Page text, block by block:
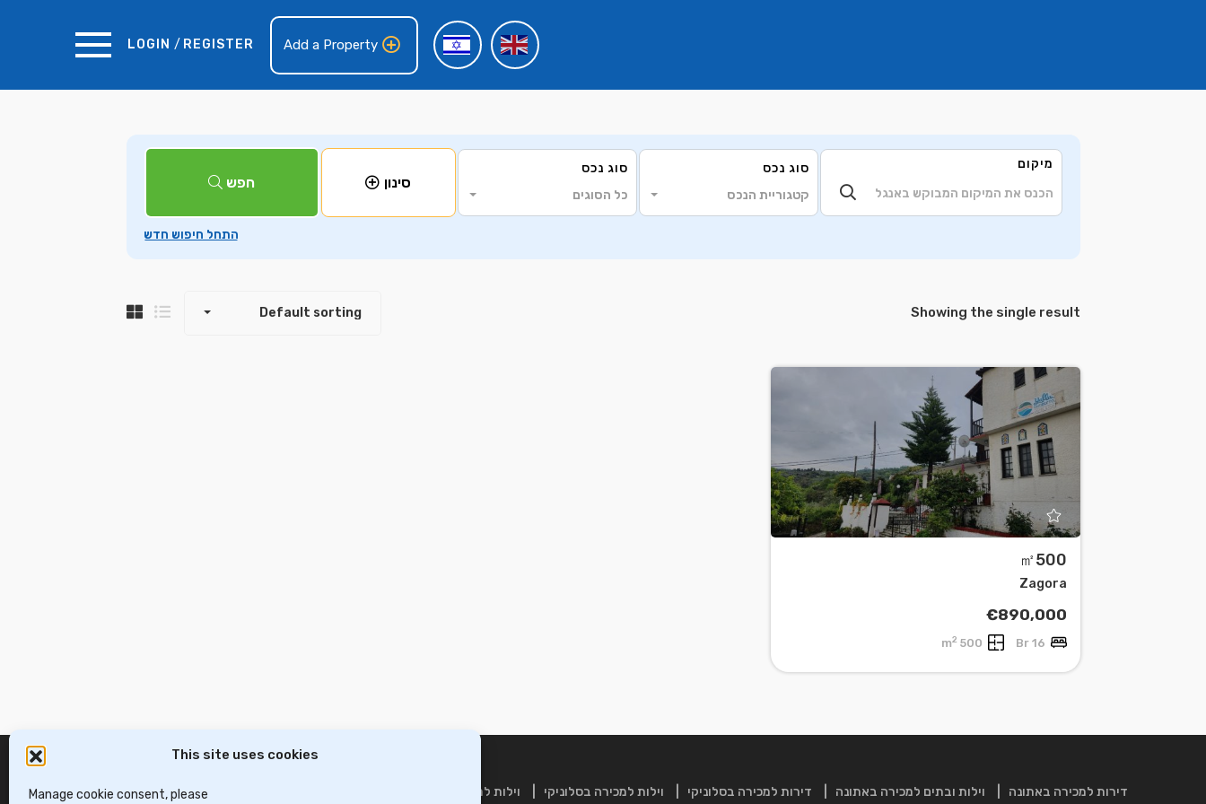
This site uses cookies
Manage cookie consent, please
LOGIN / REGISTER Add a Property
OpenStreetMap
מיקום
סוג נכס
קטגוריית הנכס
סוג נכס
כל הסוגים
סינון חפש
Showing the single result
Default sorting
㎡500
Zagora
€890,000
16 Br
500 m
2
דירות למכירה באתונה וילות ובתים למכירה באתונה דירות למכירה בסלוניקי וילות למכירה בסלוניקי וילות למכירה בכרתים